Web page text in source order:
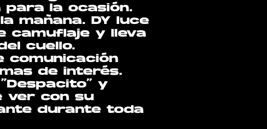
para la ocasión.
mañana. DY luce
camuflaje y lleva
cuello.
comunicación
de interés.
y
ver con su
durante toda